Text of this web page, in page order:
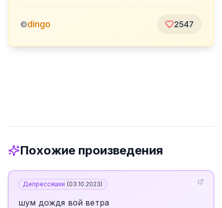
©dingo 2547
Похожие произведения
Депрессяшки (03.10.2023)
шум дождя вой ветра